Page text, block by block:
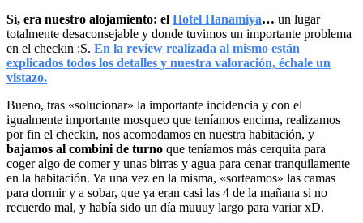
Sí, era nuestro alojamiento: el Hotel Hanamiya… un lugar
totalmente desaconsejable y donde tuvimos un importante problema
en el checkin :S. En la review realizada al mismo están
explicados todos los detalles y nuestra valoración, échale un
vistazo.
Bueno, tras «solucionar» la importante incidencia y con el
igualmente importante mosqueo que teníamos encima, realizamos
por fin el checkin, nos acomodamos en nuestra habitación, y
bajamos al combini de turno que teníamos más cerquita para
coger algo de comer y unas birras y agua para cenar tranquilamente
en la habitación. Ya una vez en la misma, «sorteamos» las camas
para dormir y a sobar, que ya eran casi las 4 de la mañana si no
recuerdo mal, y había sido un día muuuy largo para variar xD.